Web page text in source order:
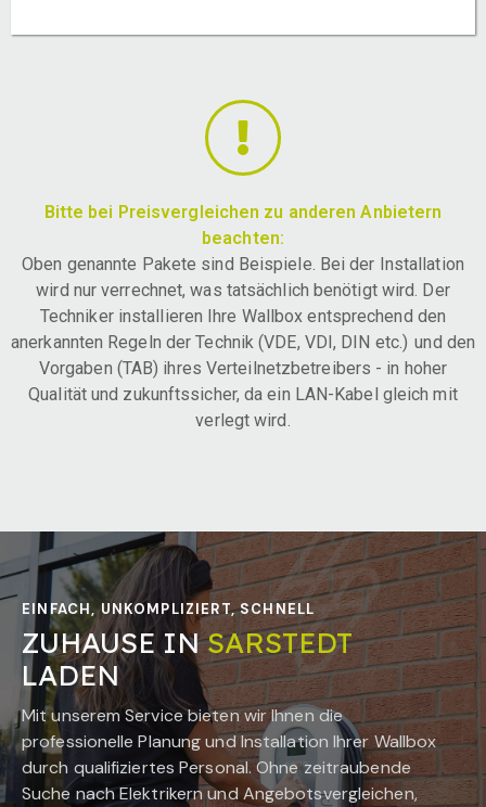
Bitte bei Preisvergleichen zu anderen Anbietern
beachten:
Oben genannte Pakete sind Beispiele. Bei der Installation
wird nur verrechnet, was tatsächlich benötigt wird. Der
Techniker installieren Ihre Wallbox entsprechend den
anerkannten Regeln der Technik (VDE, VDI, DIN etc.) und den
Vorgaben (TAB) ihres Verteilnetzbetreibers - in hoher
Qualität und zukunftssicher, da ein LAN-Kabel gleich mit
verlegt wird.
EINFACH, UNKOMPLIZIERT, SCHNELL
ZUHAUSE INSARSTEDT
LADEN
Mit unserem Service bieten wir Ihnen die
professionelle Planung und Installation Ihrer Wallbox
durch qualifiziertes Personal. Ohne zeitraubende
Suche nach Elektrikern und Angebotsvergleichen,